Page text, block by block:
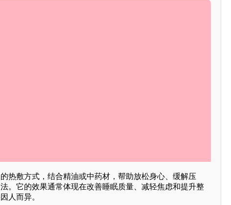
热敷方式，结合精油或中药材，帮助放松身心、缓解压
。它的效果通常体现在改善睡眠质量、减轻焦虑和提升整
人而异。